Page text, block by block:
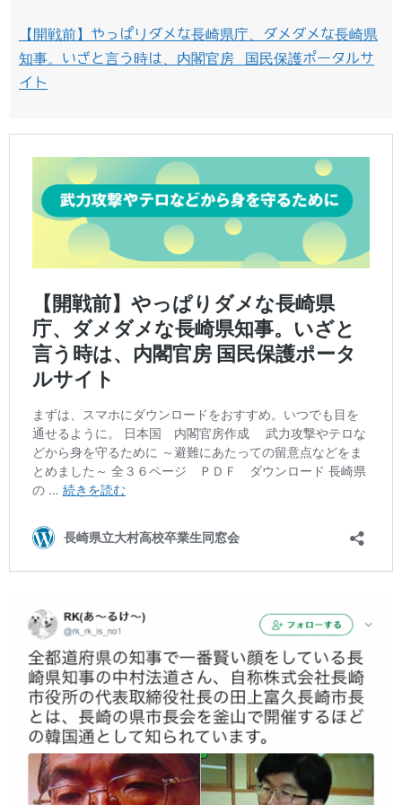
【開戦前】やっぱりダメな長崎県庁、ダメダメな長崎県
知事。いざと言う時は、内閣官房 国民保護ポータルサ
イト